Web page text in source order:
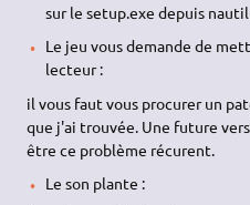
sur le setup.exe depuis
Le jeu vous demande de
lecteur :
il vous faut vous procurer un
que j'ai trouvée. Une future
être ce problème récurent.
Le son plante :